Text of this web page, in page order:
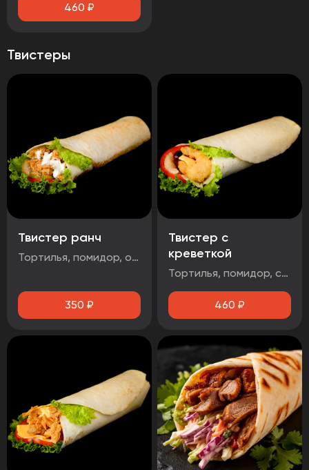
460 ₽
Твистеры
Твистер ранч
Тортилья, помидор, огурец маринованный, салат айсберг, стрипсы 2шт, соус чесночный
350 ₽
Твистер с
креветкой
Тортилья, помидор, салат айсберг, сыр чеддер, креветка, соус чесночный
460 ₽